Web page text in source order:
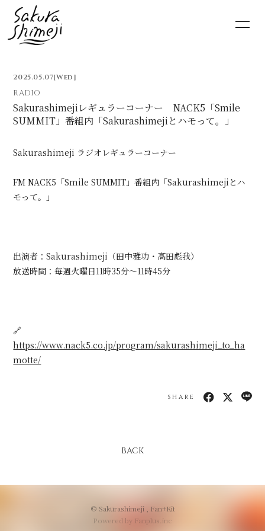
SCHEDULE
VIDEO
DISCOGRAPHY
MOVIE
PHOTO
RADIO
6st lounge
2025.05.07[Wed]
RADIO
Sakurashimejiレギュラーコーナー NACK5「Smile
SUMMIT」番組内「Sakurashimejiとハモって。」
Sakurashimeji ラジオレギュラーコーナー
FM NACK5「Smile SUMMIT」番組内「Sakurashimejiとハ
モって。」
出演者：Sakurashimeji（田中雅功・髙田彪我）
放送時間：毎週火曜日11時35分〜11時45分
🔗
https://www.nack5.co.jp/program/sakurashimeji_to_ha
motte/
SHARE
BACK
© Sakurashimeji , Fan+Kit
Powered by Fanplus.inc